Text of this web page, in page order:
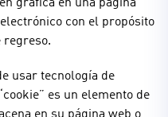
gráfica en una página
con el propósito
regreso.
usar tecnología de
es un elemento de